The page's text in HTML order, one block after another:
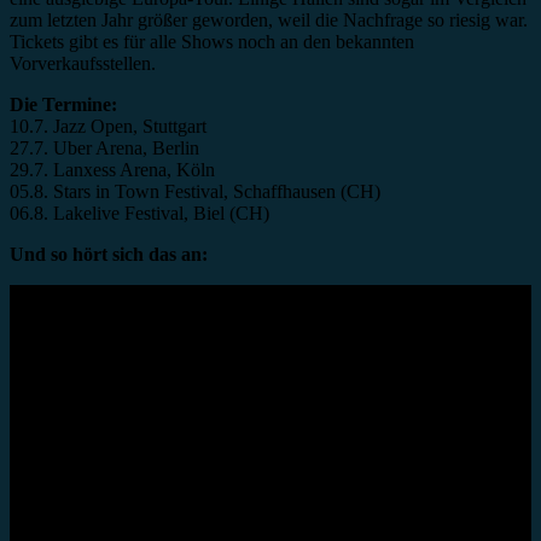
zum letzten Jahr größer geworden, weil die Nachfrage so riesig war.
Tickets gibt es für alle Shows noch an den bekannten
Vorverkaufsstellen.
Die Termine:
10.7. Jazz Open, Stuttgart
27.7. Uber Arena, Berlin
29.7. Lanxess Arena, Köln
05.8. Stars in Town Festival, Schaffhausen (CH)
06.8. Lakelive Festival, Biel (CH)
Und so hört sich das an: